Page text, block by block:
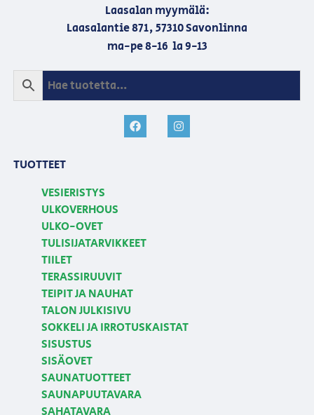
Laasalan myymälä:
Laasalantie 871, 57310 Savonlinna
ma-pe 8-16 la 9-13
TUOTTEET
VESIERISTYS
ULKOVERHOUS
ULKO-OVET
TULISIJATARVIKKEET
TIILET
TERASSIRUUVIT
TEIPIT JA NAUHAT
TALON JULKISIVU
SOKKELI JA IRROTUSKAISTAT
SISUSTUS
SISÄOVET
SAUNATUOTTEET
SAUNAPUUTAVARA